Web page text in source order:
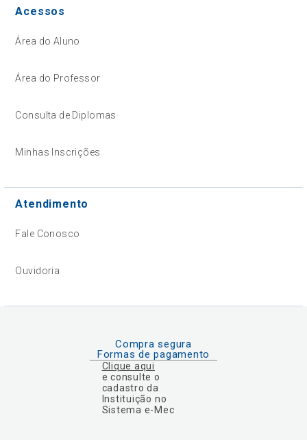
Acessos
Área do Aluno
Área do Professor
Consulta de Diplomas
Minhas Inscrições
Atendimento
Fale Conosco
Ouvidoria
Compra segura
Formas de pagamento
Clique aqui
e consulte o
cadastro da
Instituição no
Sistema e-Mec